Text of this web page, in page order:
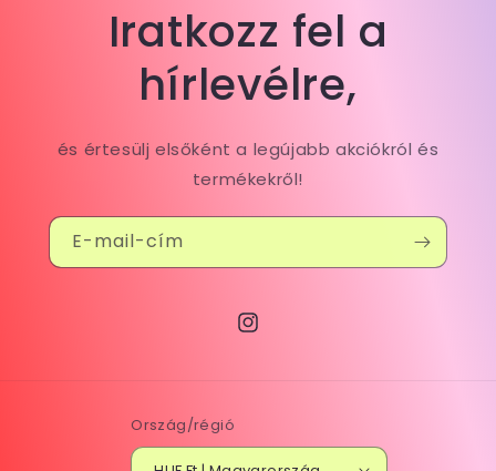
Iratkozz fel a
hírlevélre,
és értesülj elsőként a legújabb akciókról és
termékekről!
E-mail-cím
Instagram
Ország/régió